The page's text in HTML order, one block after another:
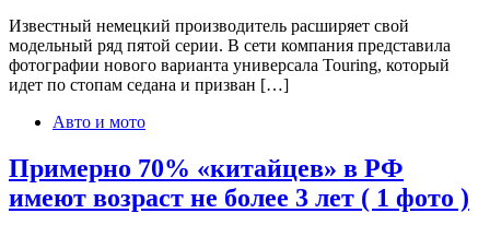
Известный немецкий производитель расширяет свой
модельный ряд пятой серии. В сети компания представила
фотографии нового варианта универсала Touring, который
идет по стопам седана и призван […]
Авто и мото
Примерно 70% «китайцев» в РФ
имеют возраст не более 3 лет ( 1 фото )